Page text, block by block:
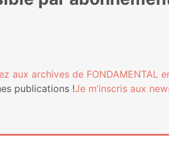
aux archives de FONDAMENTAL
publi­ca­tions !Je m’ins­cris aux